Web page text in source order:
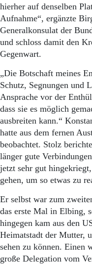
hierher auf denselben
Aufnahme“, ergänzte
Generalkonsulat der
und schloss damit den
Gegenwart.
„Die Botschaft meines
Schutz, Segnungen und
Ansprache vor der
dass sie es möglich
ausbreiten kann.“
hatte aus dem fernen
beobachtet. Stolz
länger gute
jetzt sehr gut
gehen, um so etwas zu
Er selbst war zum
das erste Mal in Elbing,
hingegen kam aus den
Heimatstadt der Mutter,
sehen zu können. Einen
große Delegation vom